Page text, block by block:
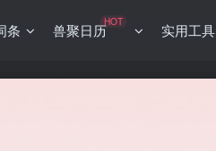
条 兽聚日历HOT 实用工具